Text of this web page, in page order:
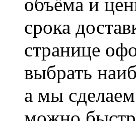
срока
странице
выбрать
а мы